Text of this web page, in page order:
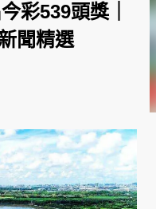
彩539頭獎｜
聞精選